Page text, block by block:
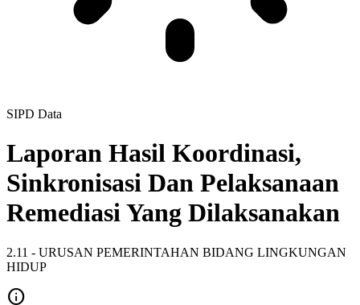
SIPD Data
Laporan Hasil Koordinasi,
Sinkronisasi Dan Pelaksanaan
Remediasi Yang Dilaksanakan
2.11 - URUSAN PEMERINTAHAN BIDANG LINGKUNGAN
HIDUP
info